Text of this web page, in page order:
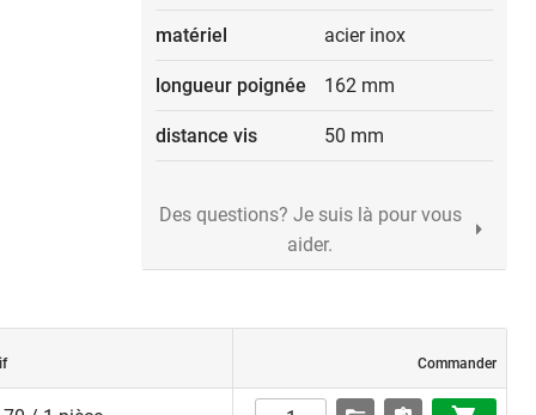
matériel acier inox
longueur poignée 162 mm
distance vis 50 mm
Des questions? Je suis là pour vous
aider.
Commander